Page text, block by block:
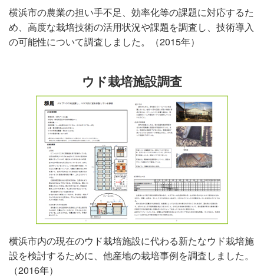
横浜市の農業の担い手不足、効率化等の課題に対応するた
め、高度な栽培技術の活用状況や課題を調査し、技術導入
の可能性について調査しました。（2015年）
ウド栽培施設調査
横浜市内の現在のウド栽培施設に代わる新たなウド栽培施
設を検討するために、他産地の栽培事例を調査しました。
（2016年）